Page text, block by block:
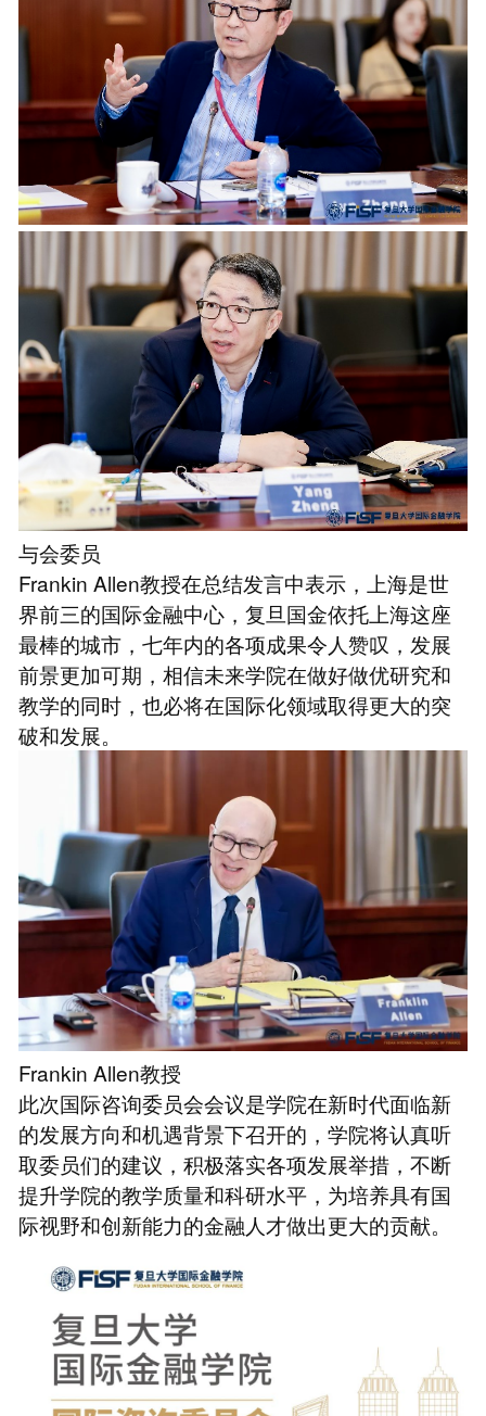
与会委员
Frankin Allen教授在总结发言中表示，上海是世
界前三的国际金融中心，复旦国金依托上海这座
最棒的城市，七年内的各项成果令人赞叹，发展
前景更加可期，相信未来学院在做好做优研究和
教学的同时，也必将在国际化领域取得更大的突
破和发展。
Frankin Allen教授
此次国际咨询委员会会议是学院在新时代面临新
的发展方向和机遇背景下召开的，学院将认真听
取委员们的建议，积极落实各项发展举措，不断
提升学院的教学质量和科研水平，为培养具有国
际视野和创新能力的金融人才做出更大的贡献。